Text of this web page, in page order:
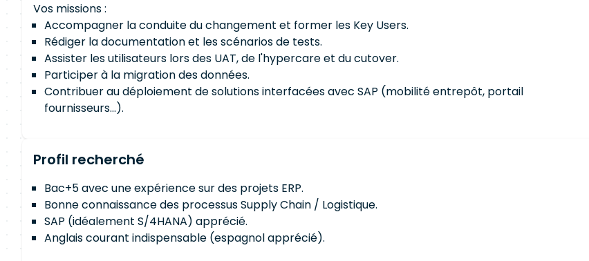
Vos missions :
Accompagner la conduite du changement et former les Key Users.
Rédiger la documentation et les scénarios de tests.
Assister les utilisateurs lors des UAT, de l'hypercare et du cutover.
Participer à la migration des données.
Contribuer au déploiement de solutions interfacées avec SAP (mobilité entrepôt, portail
fournisseurs...).
Profil recherché
Bac+5 avec une expérience sur des projets ERP.
Bonne connaissance des processus Supply Chain / Logistique.
SAP (idéalement S/4HANA) apprécié.
Anglais courant indispensable (espagnol apprécié).